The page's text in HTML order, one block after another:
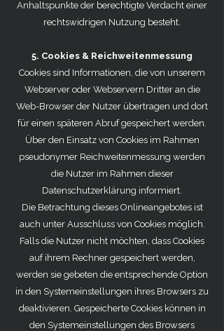
Anhaltspunkte der berechtigte Verdacht einer
rechtswidrigen Nutzung besteht.
5. Cookies & Reichweitenmessung
Cookies sind Informationen, die von unserem
Webserver oder Webservern Dritter an die
Web-Browser der Nutzer übertragen und dort
für einen späteren Abruf gespeichert werden.
Über den Einsatz von Cookies im Rahmen
pseudonymer Reichweitenmessung werden
die Nutzer im Rahmen dieser
Datenschutzerklärung informiert.
Die Betrachtung dieses Onlineangebotes ist
auch unter Ausschluss von Cookies möglich.
Falls die Nutzer nicht möchten, dass Cookies
auf ihrem Rechner gespeichert werden,
werden sie gebeten die entsprechende Option
in den Systemeinstellungen ihres Browsers zu
deaktivieren. Gespeicherte Cookies können in
den Systemeinstellungen des Browsers